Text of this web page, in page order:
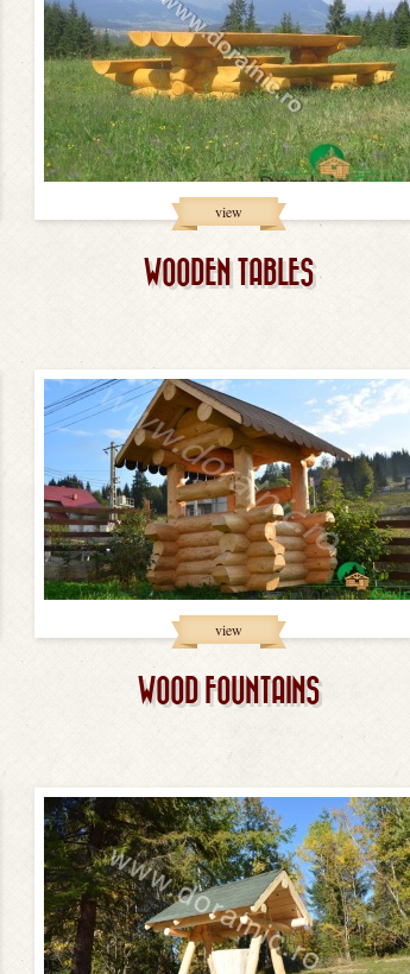
view
WOODEN TABLES
view
WOOD FOUNTAINS